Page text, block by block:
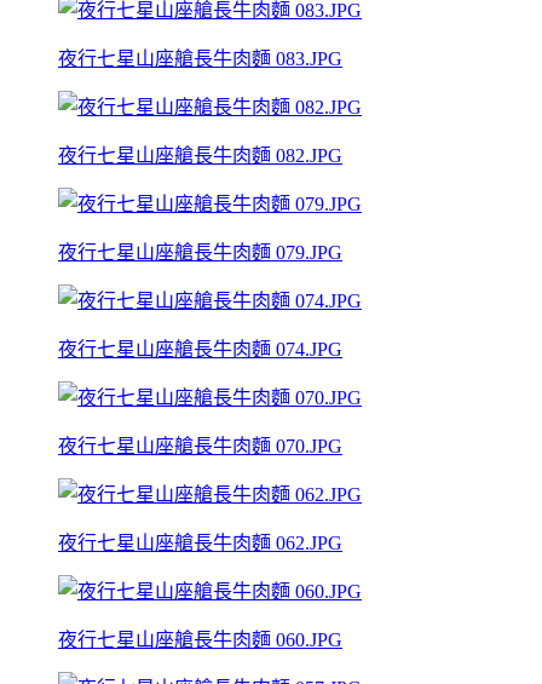
夜行七星山座艙長牛肉麵 083.JPG
夜行七星山座艙長牛肉麵 082.JPG
夜行七星山座艙長牛肉麵 079.JPG
夜行七星山座艙長牛肉麵 074.JPG
夜行七星山座艙長牛肉麵 070.JPG
夜行七星山座艙長牛肉麵 062.JPG
夜行七星山座艙長牛肉麵 060.JPG